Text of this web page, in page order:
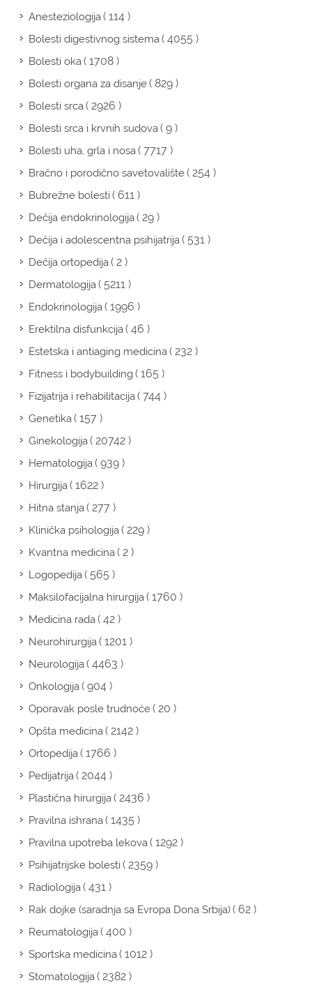
Anesteziologija( 114 )
Bolesti digestivnog sistema( 4055 )
Bolesti oka( 1708 )
Bolesti organa za disanje( 829 )
Bolesti srca( 2926 )
Bolesti srca i krvnih sudova( 9 )
Bolesti uha, grla i nosa( 7717 )
Bračno i porodično savetovalište( 254 )
Bubrežne bolesti( 611 )
Dečija endokrinologija( 29 )
Dečija i adolescentna psihijatrija( 531 )
Dečija ortopedija( 2 )
Dermatologija( 5211 )
Endokrinologija( 1996 )
Erektilna disfunkcija( 46 )
Estetska i antiaging medicina( 232 )
Fitness i bodybuilding( 165 )
Fizijatrija i rehabilitacija( 744 )
Genetika( 157 )
Ginekologija( 20742 )
Hematologija( 939 )
Hirurgija( 1622 )
Hitna stanja( 277 )
Klinička psihologija( 229 )
Kvantna medicina( 2 )
Logopedija( 565 )
Maksilofacijalna hirurgija( 1760 )
Medicina rada( 42 )
Neurohirurgija( 1201 )
Neurologija( 4463 )
Onkologija( 904 )
Oporavak posle trudnoće( 20 )
Opšta medicina( 2142 )
Ortopedija( 1766 )
Pedijatrija( 2044 )
Plastična hirurgija( 2436 )
Pravilna ishrana( 1435 )
Pravilna upotreba lekova( 1292 )
Psihijatrijske bolesti( 2359 )
Radiologija( 431 )
Rak dojke (saradnja sa Evropa Dona Srbija)( 62 )
Reumatologija( 400 )
Sportska medicina( 1012 )
Stomatologija( 2382 )